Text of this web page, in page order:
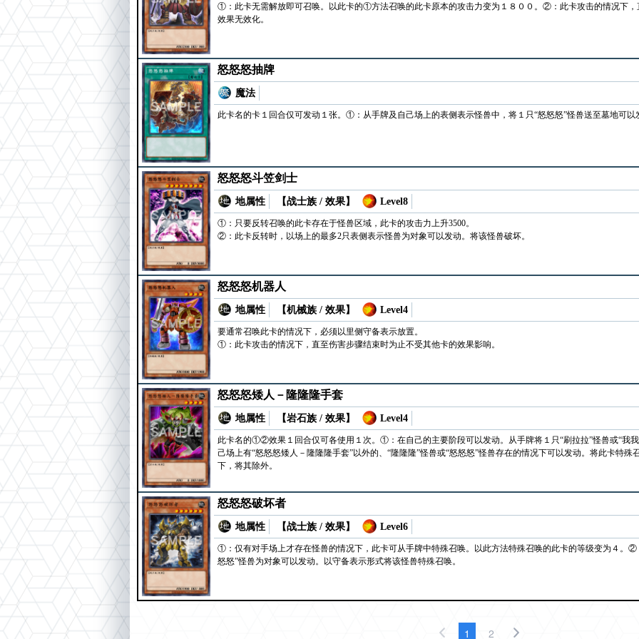
①：此卡无需解放即可召唤。以此卡的①方法召唤的此卡原本的攻击力变为１８００。②：此卡攻击的情况下
效果无效化。
怒怒怒抽牌
魔法
此卡名的卡１回合仅可发动１张。①：从手牌及自己场上的表侧表示怪兽中，将１只“怒怒怒”怪兽送至墓地可
怒怒怒斗笠剑士
地属性 【战士族 / 效果】 Level8
①：只要反转召唤的此卡存在于怪兽区域，此卡的攻击力上升3500。
②：此卡反转时，以场上的最多2只表侧表示怪兽为对象可以发动。将该怪兽破坏。
怒怒怒机器人
地属性 【机械族 / 效果】 Level4
要通常召唤此卡的情况下，必须以里侧守备表示放置。
①：此卡攻击的情况下，直至伤害步骤结束时为止不受其他卡的效果影响。
怒怒怒矮人－隆隆隆手套
地属性 【岩石族 / 效果】 Level4
此卡名的①②效果１回合仅可各使用１次。①：在自己的主要阶段可以发动。从手牌将１只“刷拉拉”怪兽或“我
己场上有“怒怒怒矮人－隆隆隆手套”以外的、“隆隆隆”怪兽或“怒怒怒”怪兽存在的情况下可以发动。将此卡特
下，将其除外。
怒怒怒破坏者
地属性 【战士族 / 效果】 Level6
①：仅有对手场上才存在怪兽的情况下，此卡可从手牌中特殊召唤。以此方法特殊召唤的此卡的等级变为４。
怒怒”怪兽为对象可以发动。以守备表示形式将该怪兽特殊召唤。
1 2